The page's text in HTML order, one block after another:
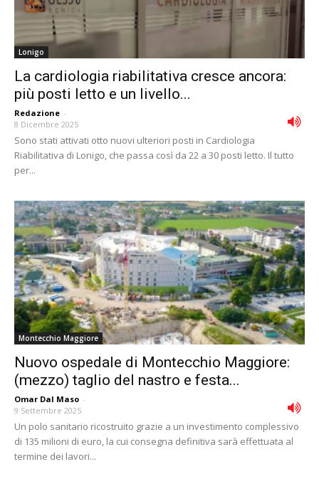
Lonigo
La cardiologia riabilitativa cresce ancora:
più posti letto e un livello...
Redazione -
8 Dicembre 2025
Sono stati attivati otto nuovi ulteriori posti in Cardiologia
Riabilitativa di Lonigo, che passa così da 22 a 30 posti letto. Il tutto
per...
Montecchio Maggiore
Nuovo ospedale di Montecchio Maggiore:
(mezzo) taglio del nastro e festa...
Omar Dal Maso -
9 Settembre 2025
Un polo sanitario ricostruito grazie a un investimento complessivo
di 135 milioni di euro, la cui consegna definitiva sarà effettuata al
termine dei lavori...